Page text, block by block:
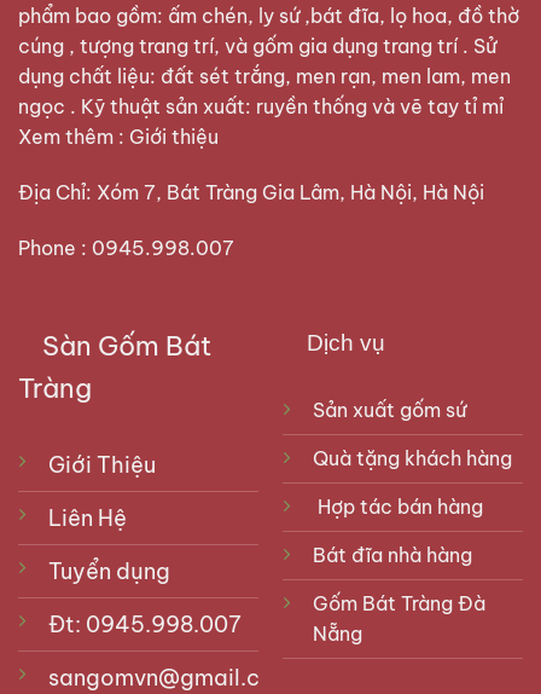
phẩm bao gồm: ấm chén, ly sứ ,bát đĩa, lọ hoa, đồ thờ
cúng , tượng trang trí, và gốm gia dụng trang trí . Sử
dụng chất liệu: đất sét trắng, men rạn, men lam, men
ngọc . Kỹ thuật sản xuất: ruyền thống và vẽ tay tỉ mỉ
Xem thêm : Giới thiệu
Địa Chỉ: Xóm 7, Bát Tràng Gia Lâm, Hà Nội, Hà Nội
Phone : 0945.998.007
Sàn Gốm Bát
Tràng
Giới Thiệu
Liên Hệ
Tuyển dụng
Đt: 0945.998.007
sangomvn@gmail.com
Dịch vụ
Sản xuất gốm sứ
Quà tặng khách hàng
Hợp tác bán hàng
Bát đĩa nhà hàng
Gốm Bát Tràng Đà
Nẵng